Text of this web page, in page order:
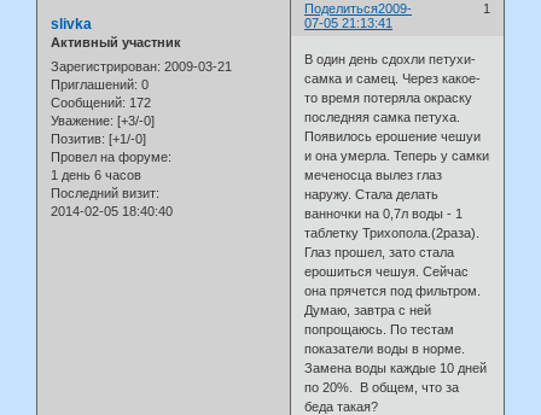
Поделиться 1
2009-
07-05 21:13:41
slivka
Активный участник
Зарегистрирован: 2009-03-21
Приглашений: 0
Сообщений: 172
Уважение: [+3/-0]
Позитив: [+1/-0]
Провел на форуме:
1 день 6 часов
Последний визит:
2014-02-05 18:40:40
В один день сдохли петухи-
самка и самец. Через какое-
то время потеряла окраску
последняя самка петуха.
Появилось ерошение чешуи
и она умерла. Теперь у самки
меченосца вылез глаз
наружу. Стала делать
ванночки на 0,7л воды - 1
таблетку Трихопола.(2раза).
Глаз прошел, зато стала
ерошиться чешуя. Сейчас
она прячется под фильтром.
Думаю, завтра с ней
попрощаюсь. По тестам
показатели воды в норме.
Замена воды каждые 10 дней
по 20%. В общем, что за
беда такая?